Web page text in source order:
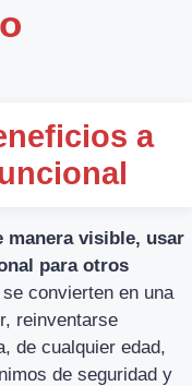
a
manera visible, usar
para otros
convierten en una
reinventarse
de cualquier edad,
de seguridad y